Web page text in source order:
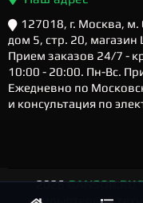
127018, г. Москва, м.
дом 5, стр. 20, магазин
Прием заказов 24/7 -
10:00 - 20:00. Пн-Вс.
Ежедневно по
и консультация по
2026GANSOR.RU
компьютерной